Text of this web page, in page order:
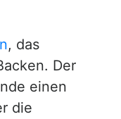
, das
Der
einen
die